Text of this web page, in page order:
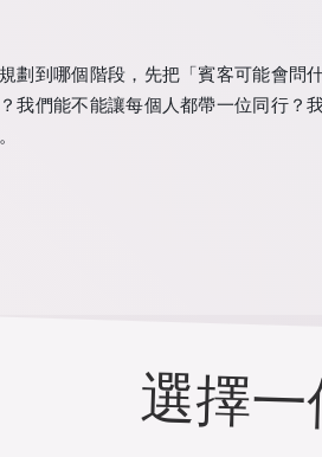
劃到哪個階段，先把「賓客可能會問
我們能不能讓每個人都帶一位同行
選擇一